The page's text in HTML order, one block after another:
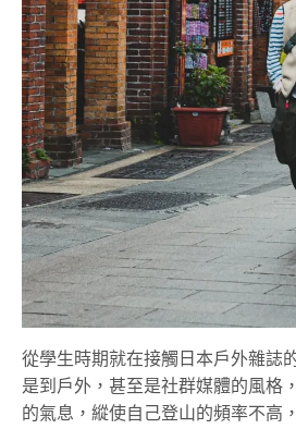
從學生時期就在接觸日本戶外雜誌
是到戶外，甚至是社群媒體的風格
的氣息，縱使自己登山的頻率不高